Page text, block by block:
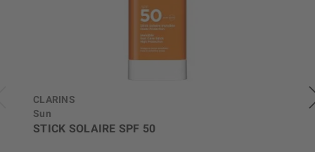
CLARINS
Sun
STICK SOLAIRE SPF 50